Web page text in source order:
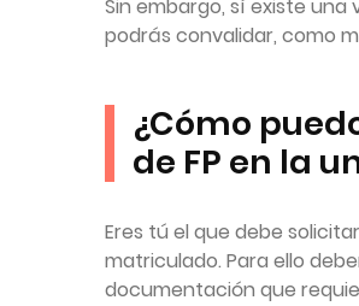
Sin embargo, sí existe
podrás convalidar, como
¿Cómo
de FP en la
Eres tú el que debe
matriculado. Para ello
documentación que